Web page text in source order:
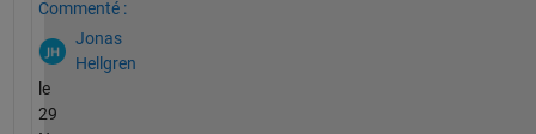
Commenté :
Jonas
Hellgren
le
29